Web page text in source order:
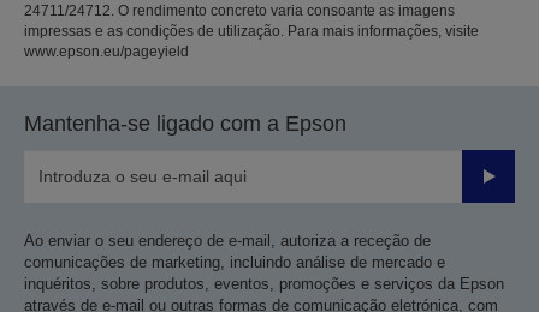
24711/24712. O rendimento concreto varia consoante as imagens
impressas e as condições de utilização. Para mais informações, visite
www.epson.eu/pageyield
Mantenha-se ligado com a Epson
Enviar
Ao enviar o seu endereço de e-mail, autoriza a receção de
comunicações de marketing, incluindo análise de mercado e
inquéritos, sobre produtos, eventos, promoções e serviços da Epson
através de e-mail ou outras formas de comunicação eletrónica, com